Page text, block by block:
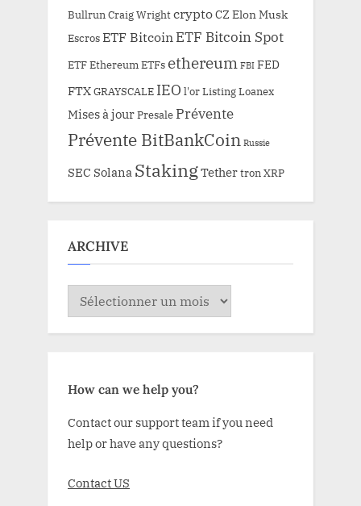
Bullrun Craig WrightcryptoCZ Elon Musk
EscrosETF Bitcoin ETF Bitcoin Spot
ETF Ethereum ETFs ethereum FBI FED
FTXGRAYSCALE IEO l'orListingLoanex
Mises à jourPresale Prévente
Prévente BitBankCoin Russie
SEC Solana StakingTethertron XRP
ARCHIVE
ARCHIVE
How can we help you?
Contact our support team if you need
help or have any questions?
Contact US